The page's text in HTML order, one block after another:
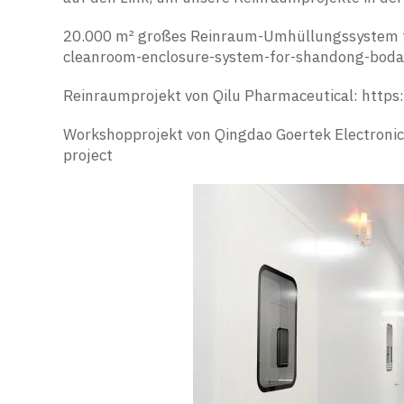
20.000 m² großes Reinraum-
cleanroom-enclosure-system-for-shandong-
Reinraumprojekt von Qilu Pharmaceutical:
Workshopprojekt von Qingdao Goertek
project